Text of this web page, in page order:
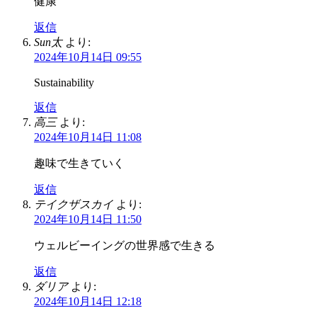
返信
Sun太 より:
2024年10月14日 09:55
Sustainability
返信
高三 より:
2024年10月14日 11:08
趣味で生きていく
返信
テイクザスカイ より:
2024年10月14日 11:50
ウェルビーイングの世界感で生きる
返信
ダリア より:
2024年10月14日 12:18